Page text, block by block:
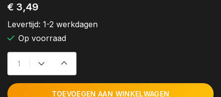
€ 3,49
Levertijd: 1-2 werkdagen
Op voorraad
TOEVOEGEN AAN WINKELWAGEN